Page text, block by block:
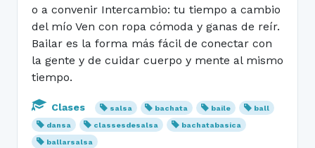
o a convenir Intercambio: tu tiempo a cambio
del mío Ven con ropa cómoda y ganas de reír.
Bailar es la forma más fácil de conectar con
la gente y de cuidar cuerpo y mente al mismo
tiempo.
Clases salsa bachata baile
ball
dansa
classesdesalsa
bachatabasica
ballarsalsa